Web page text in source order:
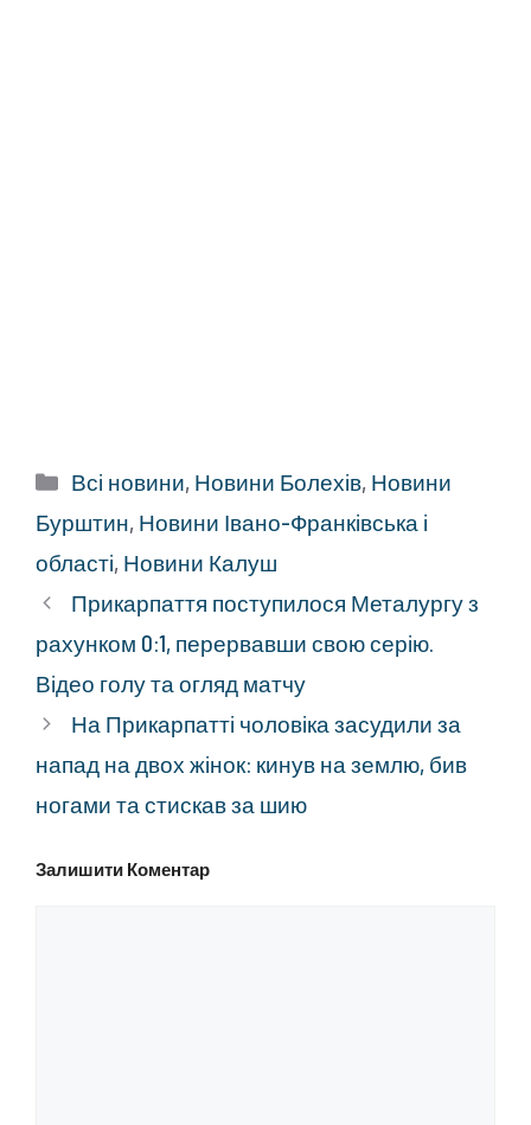
Категорії
Всі новини, Новини Болехів, Новини
Бурштин, Новини Івано-Франківська і
області, Новини Калуш
Прикарпаття поступилося Металургу з
рахунком 0:1, перервавши свою серію.
Відео голу та огляд матчу
На Прикарпатті чоловіка засудили за
напад на двох жінок: кинув на землю, бив
ногами та стискав за шию
Залишити Коментар